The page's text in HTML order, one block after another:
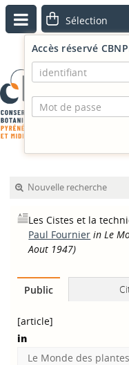
Accès réservé
Nouvelle recherche
Les Cistes et la
Paul Fournier in Le
Aout 1947)
Public
[article]
in
Le Monde des plantes